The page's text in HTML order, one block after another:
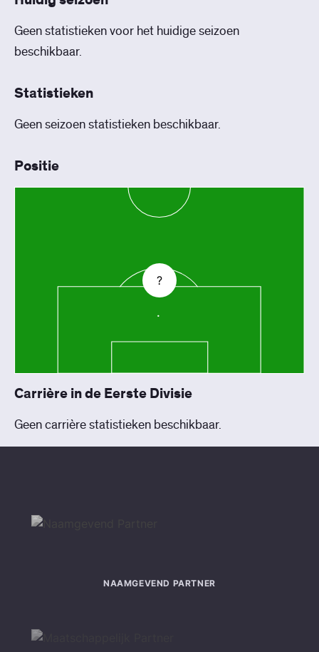
Geen statistieken voor het huidige seizoen
beschikbaar.
Statistieken
Geen seizoen statistieken beschikbaar.
Positie
?
Carrière in de Eerste Divisie
Geen carrière statistieken beschikbaar.
NAAMGEVEND PARTNER